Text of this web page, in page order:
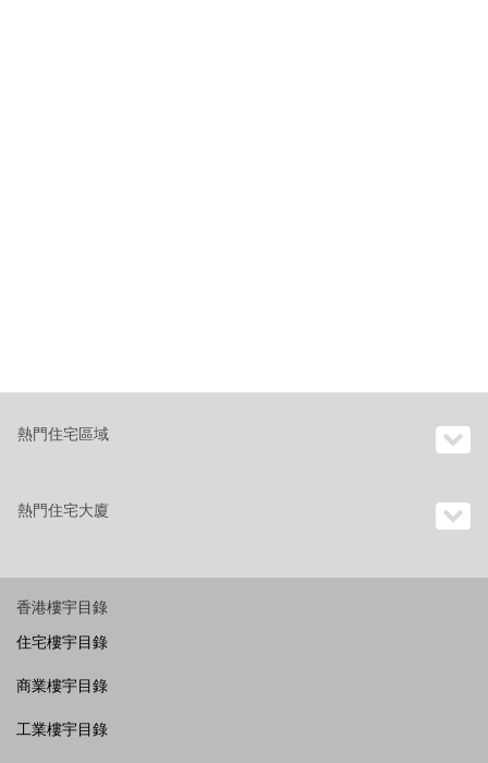
熱門住宅區域
熱門住宅大廈
香港樓宇目錄
住宅樓宇目錄
商業樓宇目錄
工業樓宇目錄